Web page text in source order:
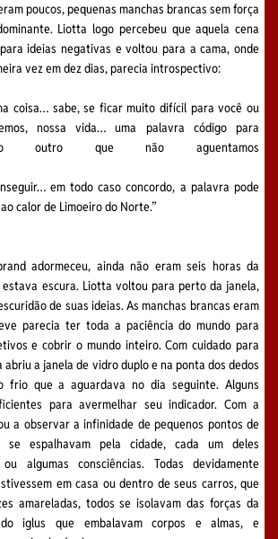
poucos, pequenas manchas brancas sem força
Liotta logo percebeu que aquela cena
ideias negativas e voltou para a cama, onde
vez em dez dias, parecia introspectivo:
coisa… sabe, se ficar muito difícil para você ou
nossa vida… uma palavra código para
ao outro que não aguentamos
em todo caso concordo, a palavra pode
ao calor de Limoeiro do Norte.”
adormeceu, ainda não eram seis horas da
escura. Liotta voltou para perto da janela,
de suas ideias. As manchas brancas eram
parecia ter toda a paciência do mundo para
e cobrir o mundo inteiro. Com cuidado para
a janela de vidro duplo e na ponta dos dedos
frio que a aguardava no dia seguinte. Alguns
para avermelhar seu indicador. Com a
a observar a infinidade de pequenos pontos de
se espalhavam pela cidade, cada um deles
algumas consciências. Todas devidamente
em casa ou dentro de seus carros, que
amareladas, todos se isolavam das forças da
iglus que embalavam corpos e almas, e